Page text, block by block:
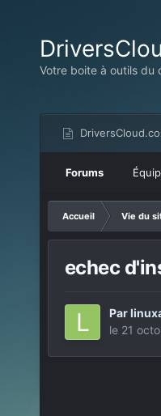
Votre boite à outils du
Forums
Accueil Vie du
echec
Par
le 21